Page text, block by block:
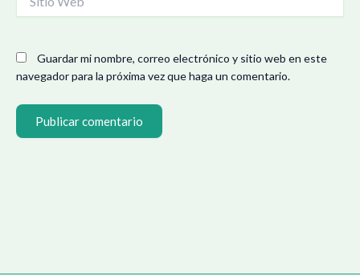
Web
Guardar mi nombre, correo electrónico y sitio web en este
navegador para la próxima vez que haga un comentario.